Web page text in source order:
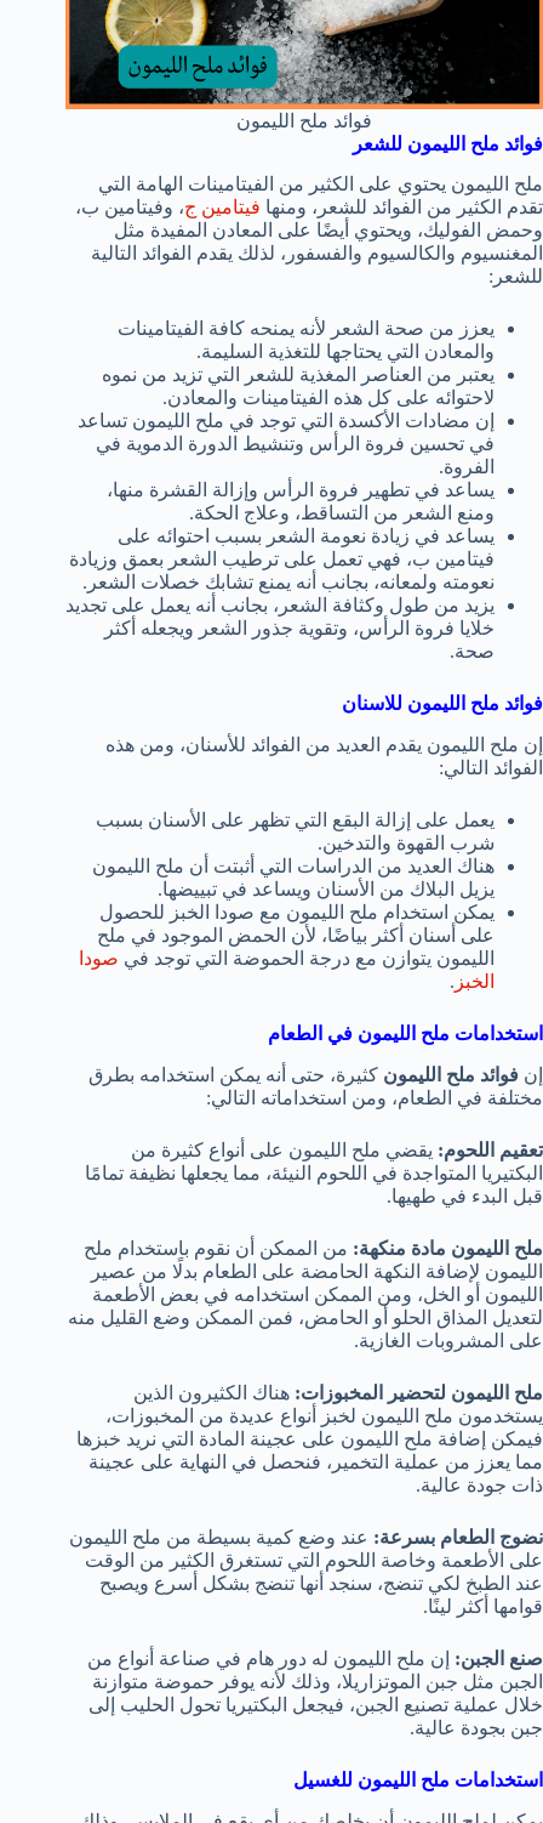
فوائد ملح الليمون
فوائد ملح الليمون للشعر
ملح الليمون يحتوي على الكثير من الفيتامينات الهامة التي
تقدم الكثير من الفوائد للشعر، ومنها فيتامين ج، وفيتامين ب،
وحمض الفوليك، ويحتوي أيضًا على المعادن المفيدة مثل
المغنسيوم والكالسيوم والفسفور، لذلك يقدم الفوائد التالية
للشعر:
يعزز من صحة الشعر لأنه يمنحه كافة الفيتامينات
والمعادن التي يحتاجها للتغذية السليمة.
يعتبر من العناصر المغذية للشعر التي تزيد من نموه
لاحتوائه على كل هذه الفيتامينات والمعادن.
إن مضادات الأكسدة التي توجد في ملح الليمون تساعد
في تحسين فروة الرأس وتنشيط الدورة الدموية في
الفروة.
يساعد في تطهير فروة الرأس وإزالة القشرة منها،
ومنع الشعر من التساقط، وعلاج الحكة.
يساعد في زيادة نعومة الشعر بسبب احتوائه على
فيتامين ب، فهي تعمل على ترطيب الشعر بعمق وزيادة
نعومته ولمعانه، بجانب أنه يمنع تشابك خصلات الشعر.
يزيد من طول وكثافة الشعر، بجانب أنه يعمل على تجديد
خلايا فروة الرأس، وتقوية جذور الشعر ويجعله أكثر
صحة.
فوائد ملح الليمون للاسنان
إن ملح الليمون يقدم العديد من الفوائد للأسنان، ومن هذه
الفوائد التالي:
يعمل على إزالة البقع التي تظهر على الأسنان بسبب
شرب القهوة والتدخين.
هناك العديد من الدراسات التي أثبتت أن ملح الليمون
يزيل البلاك من الأسنان ويساعد في تبييضها.
يمكن استخدام ملح الليمون مع صودا الخبز للحصول
على أسنان أكثر بياضًا، لأن الحمض الموجود في ملح
الليمون يتوازن مع درجة الحموضة التي توجد في صودا
الخبز .
استخدامات ملح الليمون في الطعام
إن فوائد ملح الليمون كثيرة، حتى أنه يمكن استخدامه بطرق
مختلفة في الطعام، ومن استخداماته التالي:
تعقيم اللحوم: يقضي ملح الليمون على أنواع كثيرة من
البكتيريا المتواجدة في اللحوم النيئة، مما يجعلها نظيفة تمامًا
قبل البدء في طهيها.
ملح الليمون مادة منكهة: من الممكن أن نقوم باستخدام ملح
الليمون لإضافة النكهة الحامضة على الطعام بدلًا من عصير
الليمون أو الخل، ومن الممكن استخدامه في بعض الأطعمة
لتعديل المذاق الحلو أو الحامض، فمن الممكن وضع القليل منه
على المشروبات الغازية.
ملح الليمون لتحضير المخبوزات: هناك الكثيرون الذين
يستخدمون ملح الليمون لخبز أنواع عديدة من المخبوزات،
فيمكن إضافة ملح الليمون على عجينة المادة التي نريد خبزها
مما يعزز من عملية التخمير، فنحصل في النهاية على عجينة
ذات جودة عالية.
نضوج الطعام بسرعة: عند وضع كمية بسيطة من ملح الليمون
على الأطعمة وخاصة اللحوم التي تستغرق الكثير من الوقت
عند الطبخ لكي تنضج، سنجد أنها تنضج بشكل أسرع ويصبح
قوامها أكثر لينًا.
صنع الجبن: إن ملح الليمون له دور هام في صناعة أنواع من
الجبن مثل جبن الموتزاريلا، وذلك لأنه يوفر حموضة متوازنة
خلال عملية تصنيع الجبن، فيجعل البكتيريا تحول الحليب إلى
جبن بجودة عالية.
استخدامات ملح الليمون للغسيل